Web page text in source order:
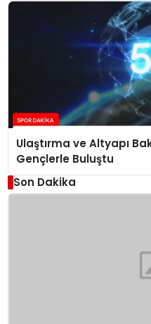
Ulaştırma ve Altyapı
Gençlerle Buluştu
Son Dakika